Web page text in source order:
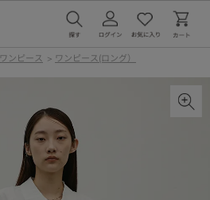
ワンピース > ワンピース(ロング）